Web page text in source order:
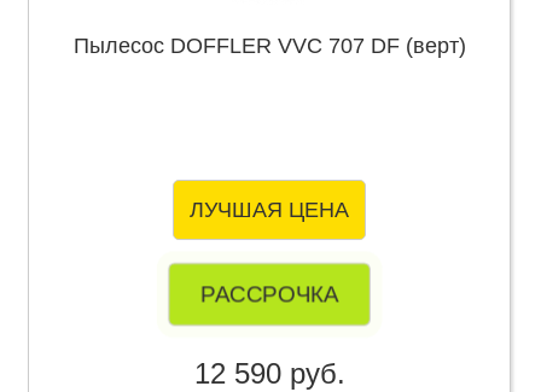
Пылесос DOFFLER VVC 707 DF (верт)
ЛУЧШАЯ ЦЕНА
РАССРОЧКА
12 590 руб.